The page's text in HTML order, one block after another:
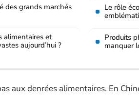
des grands marchés
alimentaires et
aujourd’hui ?
Le rôle
Produits
manquer
aux denrées alimentaires. En